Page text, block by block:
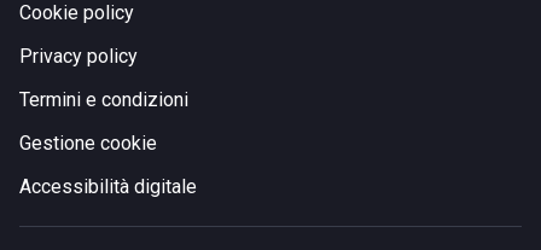
Cookie policy
Privacy policy
Termini e condizioni
Gestione cookie
Accessibilità digitale